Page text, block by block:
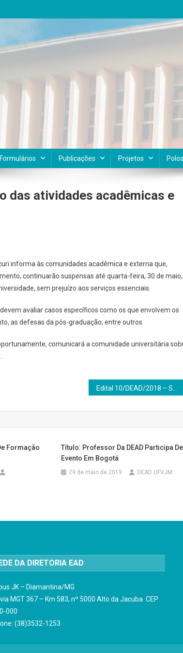
Formulários Publicações Projetos Polos
das atividades acadêmicas e
informa às comunidades acadêmica e externa que,
continuarão suspensas até quarta-feira, 30 de maio,
sem prejuízo aos serviços essenciais.
avaliar casos específicos como os que envolvem os
as defesas da pós-graduação, entre outros.
comunicará a comunidade universitária
Formação
Título: Professor Da DEAD Participa De
Evento Em Bogotá
29 de maio de 2019 DEAD UFVJM
DA DIRETORIA EAD
JK – Diamantina/MG
MGT 367 – Km 583, nº 5000 Alto da Jacuba CEP
000
(38)3532-1253